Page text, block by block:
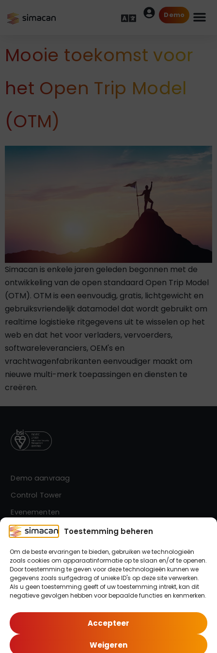
Toestemming beheren
Om de beste ervaringen te bieden, gebruiken we technologieën
zoals cookies om apparaatinformatie op te slaan en/of te openen.
Door toestemming te geven voor deze technologieën kunnen we
gegevens zoals surfgedrag of unieke ID's op deze site verwerken.
Als u geen toestemming geeft of uw toestemming intrekt, kan dit
negatieve gevolgen hebben voor bepaalde functies en kenmerken.
Accepteer
Weigeren
Demo
Mooie toekomst voor
het Open Trip Model
(OTM)
Simacan is enkele jaren geleden begonnen met de
ontwikkeling van de open standaard Open Trip Model
(OTM). OTM is een eenvoudig, gratis, lichtgewicht en
gebruiksvriendelijk datamodel dat wordt gebruikt om
realtime logistieke ritgegevens uit te wisselen op het
web en dat het voor verladers, vervoerders,
softwareleveranciers, OEM's en
vrachtwagenfabrikanten eenvoudiger maakt om
nieuwe multi-merk toepassingen en diensten te
creëren.
Demo aanvraag
Control Tower
Evenementen
Contact
Simacan Nieuwsbrief
Blijf op de hoogte! Meld je aan voor onze nieuwsbrief.